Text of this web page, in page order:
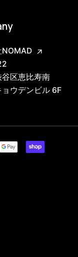
NOMAD
区恵比寿南
ウデンビル 6F